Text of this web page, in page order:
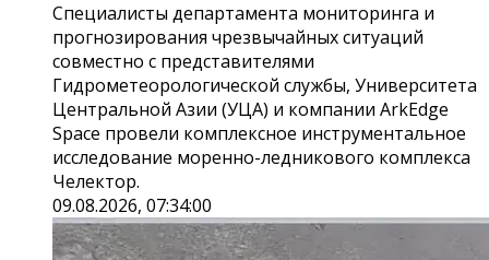
Специалисты департамента мониторинга и
прогнозирования чрезвычайных ситуаций
совместно с представителями
Гидрометеорологической службы, Университета
Центральной Азии (УЦА) и компании ArkEdge
Space провели комплексное инструментальное
исследование моренно-ледникового комплекса
Челектор.
09.08.2026, 07:34:00